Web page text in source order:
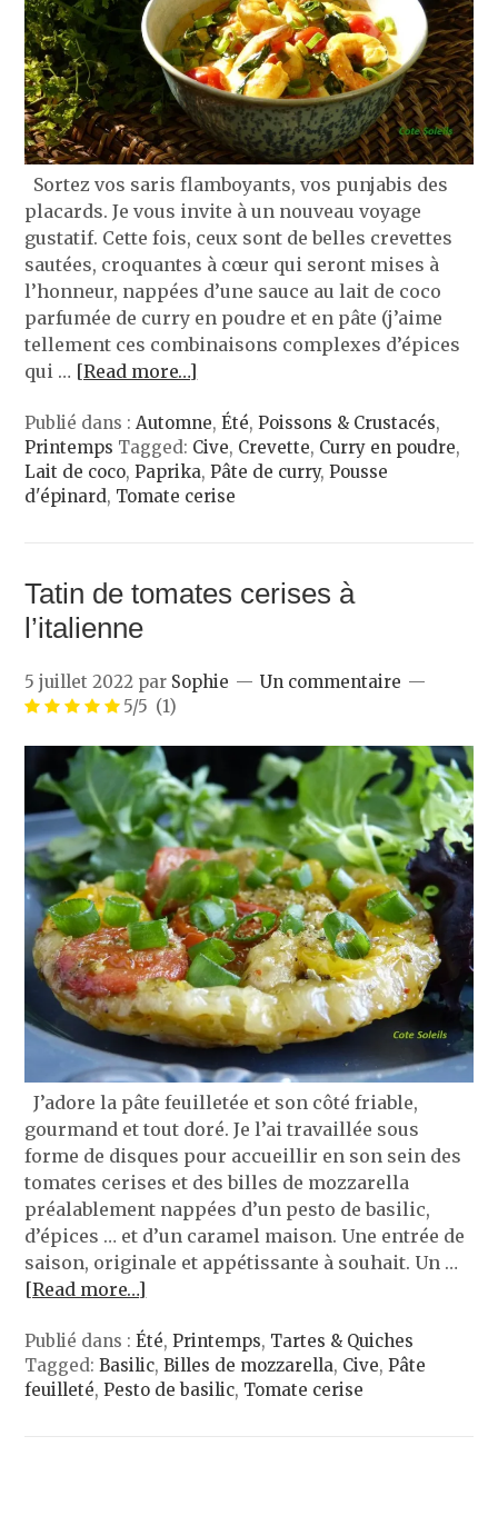
Sortez vos saris flamboyants, vos punjabis des
placards. Je vous invite à un nouveau voyage
gustatif. Cette fois, ceux sont de belles crevettes
sautées, croquantes à cœur qui seront mises à
l’honneur, nappées d’une sauce au lait de coco
parfumée de curry en poudre et en pâte (j’aime
tellement ces combinaisons complexes d’épices
qui … [Read more…]
Publié dans :Automne,Été,Poissons & Crustacés,
Printemps Tagged: Cive, Crevette, Curry en poudre,
Lait de coco,Paprika,Pâte de curry,Pousse
d'épinard, Tomate cerise
Tatin de tomates cerises à
l’italienne
5 juillet 2022 par Sophie
Un commentaire
5/5 (1)
J’adore la pâte feuilletée et son côté friable,
gourmand et tout doré. Je l’ai travaillée sous
forme de disques pour accueillir en son sein des
tomates cerises et des billes de mozzarella
préalablement nappées d’un pesto de basilic,
d’épices … et d’un caramel maison. Une entrée de
saison, originale et appétissante à souhait. Un …
[Read more…]
Publié dans :Été,Printemps, Tartes & Quiches
Tagged:Basilic,Billes de mozzarella, Cive,Pâte
feuilleté,Pesto de basilic, Tomate cerise